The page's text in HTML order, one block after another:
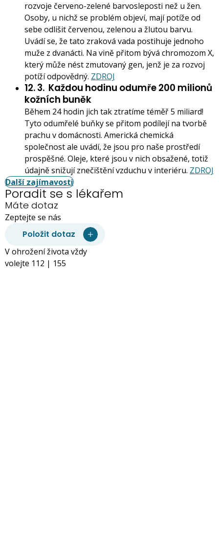
rozvoje červeno-zelené barvosleposti než u žen.
Osoby, u nichž se problém objeví, mají potíže od
sebe odlišit červenou, zelenou a žlutou barvu.
Uvádí se, že tato zraková vada postihuje jednoho
muže z dvanácti. Na vině přitom bývá chromozom X,
který může nést zmutovaný gen, jenž je za rozvoj
potíží odpovědný. ZDROJ
12. 3. Každou hodinu odumře 200 milionů
kožních buněk
Během 24 hodin jich tak ztratíme téměř 5 miliard!
Tyto odumřelé buňky se přitom podílejí na tvorbě
prachu v domácnosti. Americká chemická
společnost ale uvádí, že jsou pro naše prostředí
prospěšné. Oleje, které jsou v nich obsažené, totiž
údajně snižují znečištění vzduchu v interiéru. ZDROJ
Další zajímavosti
Poradit se s lékařem
Máte dotaz
Zeptejte se nás
Položit dotaz
V ohrožení života vždy
volejte 112 | 155